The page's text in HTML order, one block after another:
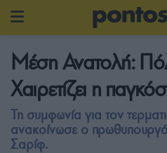
Μέση Ανατολή:
Χαιρετίζει η
Τη συμφωνία για τον
ανακοίνωσε ο
Σαρίφ.